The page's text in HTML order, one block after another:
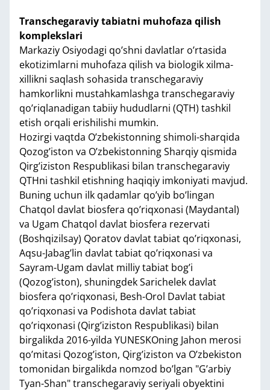
Transchegaraviy tabiatni muhofaza qilish
komplekslari
Markaziy Osiyodagi qo’shni davlatlar o’rtasida
ekotizimlarni muhofaza qilish va biologik xilma-
xillikni saqlash sohasida transchegaraviy
hamkorlikni mustahkamlashga transchegaraviy
qo’riqlanadigan tabiiy hududlarni (QTH) tashkil
etish orqali erishilishi mumkin.
Hozirgi vaqtda O’zbekistonning shimoli-sharqida
Qozog’iston va O’zbekistonning Sharqiy qismida
Qirg’iziston Respublikasi bilan transchegaraviy
QTHni tashkil etishning haqiqiy imkoniyati mavjud.
Buning uchun ilk qadamlar qo’yib bo’lingan
Chatqol davlat biosfera qo’riqxonasi (Maydantal)
va Ugam Chatqol davlat biosfera rezervati
(Boshqizilsay) Qoratov davlat tabiat qo’riqxonasi,
Aqsu-Jabag’lin davlat tabiat qo’riqxonasi va
Sayram-Ugam davlat milliy tabiat bog’i
(Qozog’iston), shuningdek Sarichelek davlat
biosfera qo’riqxonasi, Besh-Orol Davlat tabiat
qo’riqxonasi va Podishota davlat tabiat
qo’riqxonasi (Qirg’iziston Respublikasi) bilan
birgalikda 2016-yilda YUNESKOning Jahon merosi
qo’mitasi Qozog’iston, Qirg’iziston va O’zbekiston
tomonidan birgalikda nomzod bo’lgan "G’arbiy
Tyan-Shan" transchegaraviy seriyali obyektini